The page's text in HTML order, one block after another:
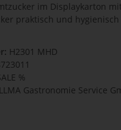
im Displaykarton
praktisch und hygienisch
H2301 MHD
%
Gastronomie Service